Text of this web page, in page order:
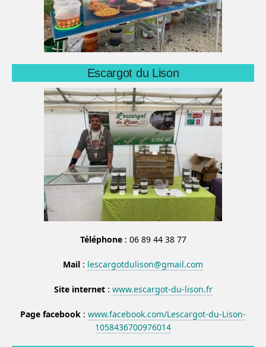
Escargot du Lison
Téléphone: 06 89 44 38 77
Mail : lescargotdulison@gmail.com
Site internet: www.escargot-du-lison.fr
Page facebook : www.facebook.com/Lescargot-du-Lison-
1058436700976014